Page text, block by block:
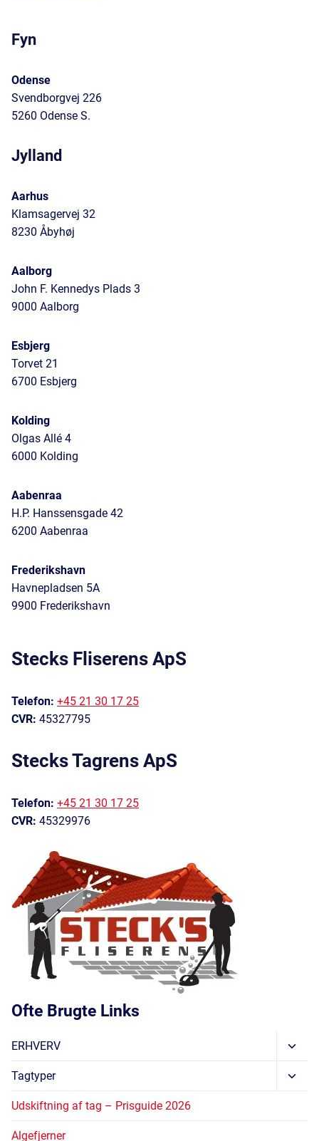
Fyn
Odense
Svendborgvej 226
5260 Odense S.
Jylland
Aarhus
Klamsagervej 32
8230 Åbyhøj
Aalborg
John F. Kennedys Plads 3
9000 Aalborg
Esbjerg
Torvet 21
6700 Esbjerg
Kolding
Olgas Allé 4
6000 Kolding
Aabenraa
H.P. Hanssensgade 42
6200 Aabenraa
Frederikshavn
Havnepladsen 5A
9900 Frederikshavn
Stecks Fliserens ApS
Telefon: +45 21 30 17 25
CVR: 45327795
Stecks Tagrens ApS
Telefon: +45 21 30 17 25
CVR: 45329976
Ofte Brugte Links
ERHVERV
Skift
Tagtyper
Skift
Udskiftning af tag – Prisguide 2026
Algefjerner